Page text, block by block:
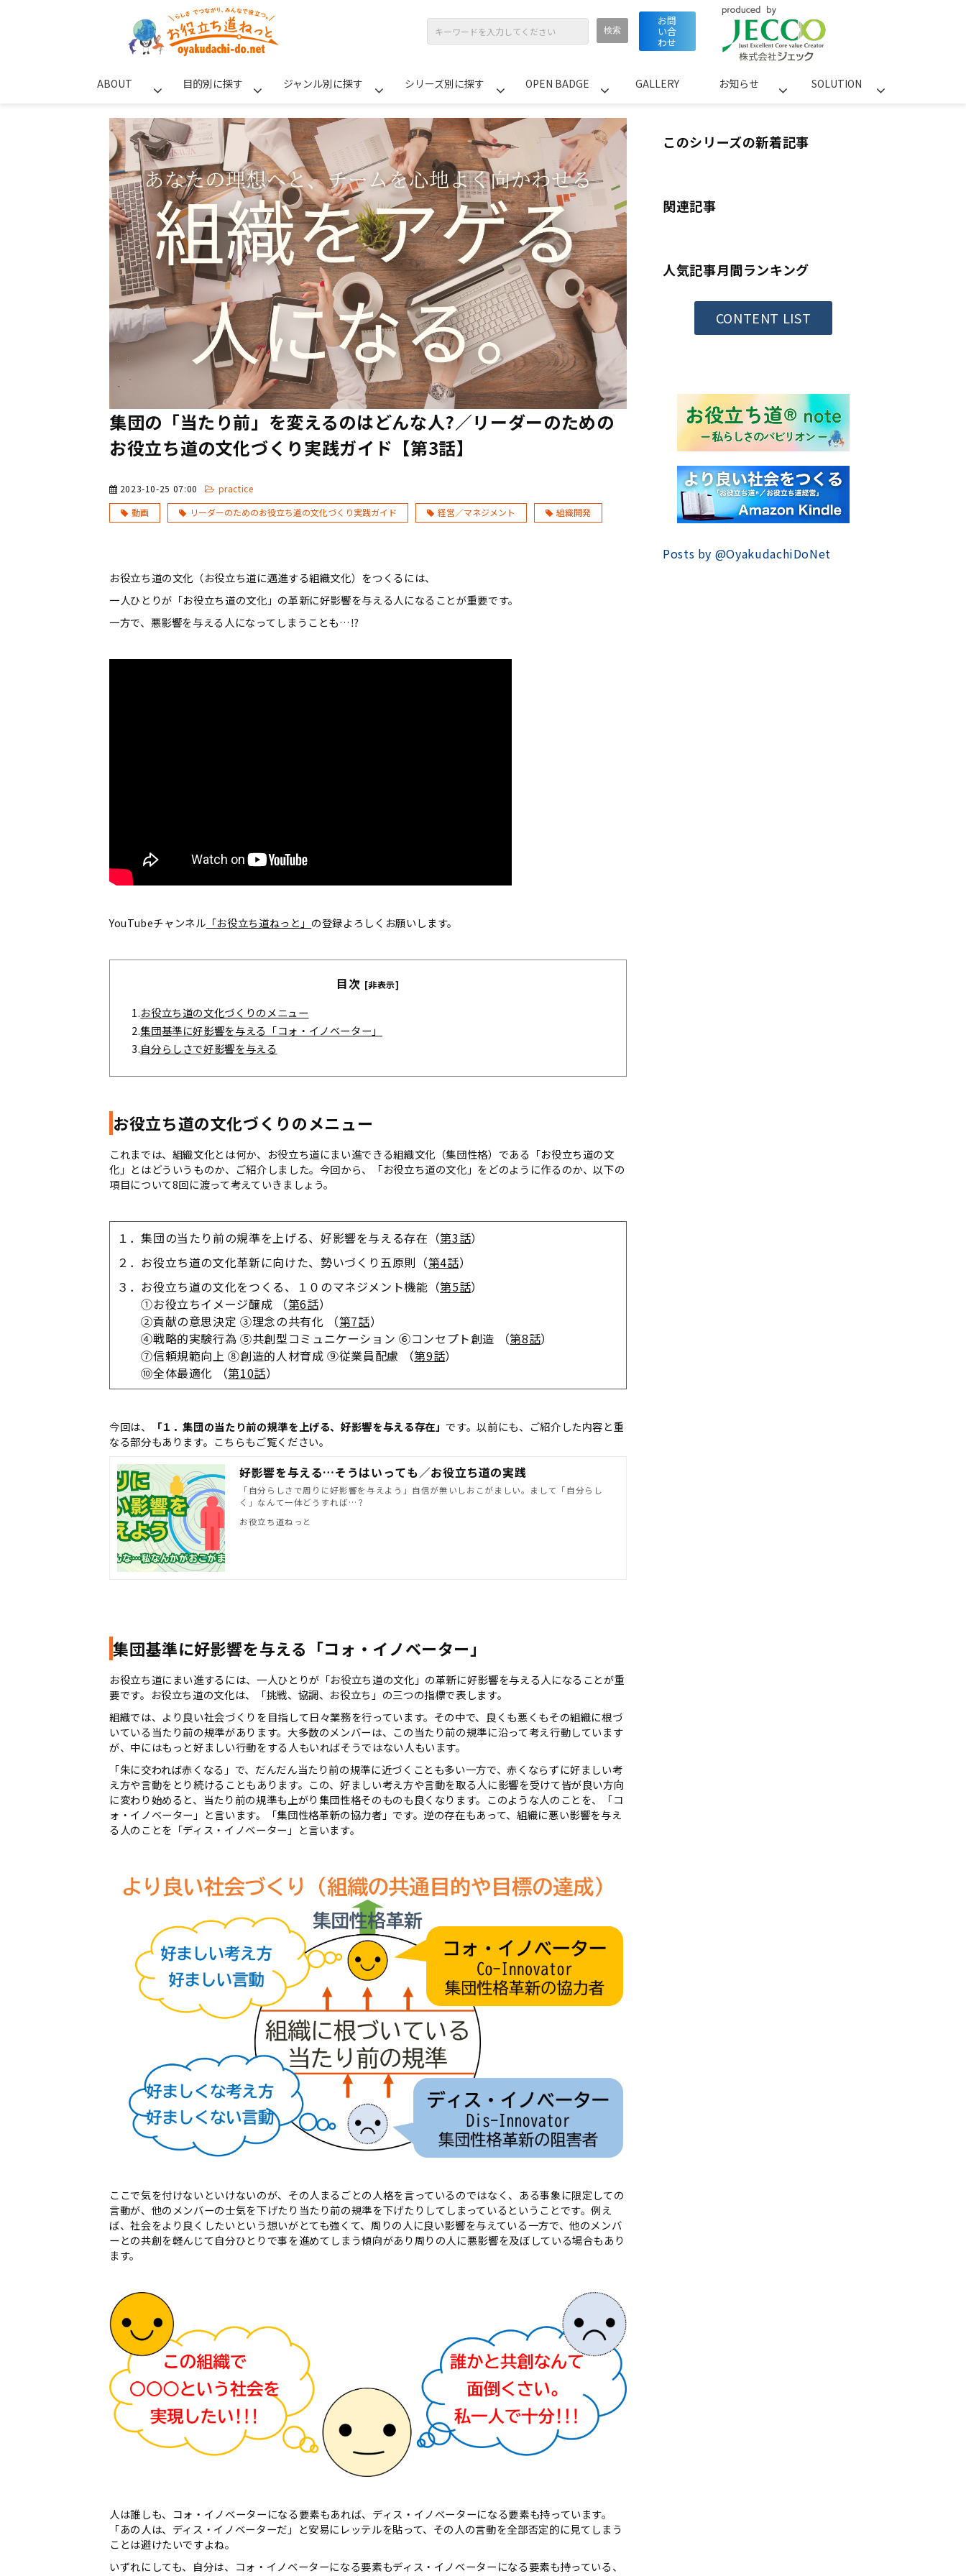
お問
い合
わせ
ABOUT 目的別に探す ジャンル別に探す シリーズ別に探す OPEN BADGE GALLERY お知らせ SOLUTION
集団の「当たり前」を変えるのはどんな人?／リーダーのための
お役立ち道の文化づくり実践ガイド【第3話】
2023-10-25 07:00
practice
動画
リーダーのためのお役立ち道の文化づくり実践ガイド 経営／マネジメント 組織開発
お役立ち道の文化（お役立ち道に邁進する組織文化）をつくるには、
一人ひとりが「お役立ち道の文化」の革新に好影響を与える人になることが重要です。
一方で、悪影響を与える人になってしまうことも…⁉
YouTubeチャンネル 「お役立ち道ねっと」 の登録よろしくお願いします。
目次 [非表示]
1.お役立ち道の文化づくりのメニュー
2.集団基準に好影響を与える「コォ・イノベーター」
3.自分らしさで好影響を与える
お役立ち道の文化づくりのメニュー
これまでは、組織文化とは何か、お役立ち道にまい進できる組織文化（集団性格）である「お役立ち道の文
化」とはどういうものか、ご紹介しました。今回から、「お役立ち道の文化」をどのように作るのか、以下の
項目について8回に渡って考えていきましょう。
１．集団の当たり前の規準を上げる、好影響を与える存在（第3話）
２．お役立ち道の文化革新に向けた、勢いづくり五原則（第4話）
３．お役立ち道の文化をつくる、１０のマネジメント機能（第5話）
①お役立ちイメージ醸成 （第6話）
②貢献の意思決定 ③理念の共有化 （第7話）
④戦略的実験行為 ⑤共創型コミュニケーション ⑥コンセプト創造 （第8話）
⑦信頼規範向上 ⑧創造的人材育成 ⑨従業員配慮 （第9話）
⑩全体最適化 （第10話）
今回は、 「１．集団の当たり前の規準を上げる、好影響を与える存在」です。以前にも、ご紹介した内容と重
なる部分もあります。こちらもご覧ください。
好影響を与える…そうはいっても／お役立ち道の実践
「自分らしさで周りに好影響を与えよう」自信が無いしおこがましい。まして「自分らし
く」なんて一体どうすれば…？
お役立ち道ねっと
集団基準に好影響を与える「コォ・イノベーター」
お役立ち道にまい進するには、一人ひとりが「お役立ち道の文化」の革新に好影響を与える人になることが重
要です。お役立ち道の文化は、「挑戦、協調、お役立ち」の三つの指標で表します。
組織では、より良い社会づくりを目指して日々業務を行っています。その中で、良くも悪くもその組織に根づ
いている当たり前の規準があります。大多数のメンバーは、この当たり前の規準に沿って考え行動しています
が、中にはもっと好ましい行動をする人もいればそうではない人もいます。
「朱に交われば赤くなる」で、だんだん当たり前の規準に近づくことも多い一方で、赤くならずに好ましい考
え方や言動をとり続けることもあります。この、好ましい考え方や言動を取る人に影響を受けて皆が良い方向
に変わり始めると、当たり前の規準も上がり集団性格そのものも良くなります。このような人のことを、「コ
ォ・イノベーター」と言います。「集団性格革新の協力者」です。逆の存在もあって、組織に悪い影響を与え
る人のことを「ディス・イノベーター」と言います。
ここで気を付けないといけないのが、その人まるごとの人格を言っているのではなく、ある事象に限定しての
言動が、他のメンバーの士気を下げたり当たり前の規準を下げたりしてしまっているということです。例え
ば、社会をより良くしたいという想いがとても強くて、周りの人に良い影響を与えている一方で、他のメンバ
ーとの共創を軽んじて自分ひとりで事を進めてしまう傾向があり周りの人に悪影響を及ぼしている場合もあり
ます。
人は誰しも、コォ・イノベーターになる要素もあれば、ディス・イノベーターになる要素も持っています。
「あの人は、ディス・イノベーターだ」と安易にレッテルを貼って、その人の言動を全部否定的に見てしまう
ことは避けたいですよね。
いずれにしても、自分は、コォ・イノベーターになる要素もディス・イノベーターになる要素も持っている、
このシリーズの新着記事
関連記事
人気記事月間ランキング
CONTENT LIST
Posts by @OyakudachiDoNet